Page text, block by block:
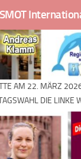
AM 22. MÄRZ
DIE LINKE